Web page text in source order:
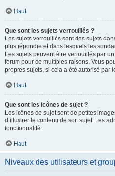
Haut
Que sont les sujets verrouillés ?
Les sujets verrouillés sont des sujets
plus répondre et dans lesquels les
Les sujets peuvent être verrouillés par
forum pour de multiples raisons. Vous
propres sujets, si cela a été autorisé par
Haut
Que sont les icônes de sujet ?
Les icônes de sujet sont de petites
d’illustrer le contenu de son sujet. Les
fonctionnalité.
Haut
Niveaux des utilisateurs et